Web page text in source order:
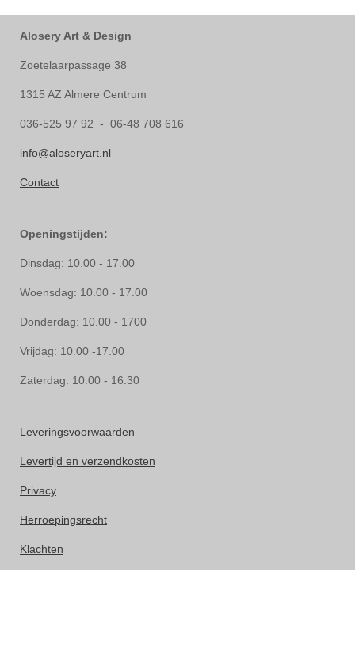
Alosery Art & Design
Zoetelaarpassage 38
1315 AZ Almere Centrum
036-525 97 92 - 06-48 708 616
info@aloseryart.nl
Contact
Openingstijden:
Dinsdag: 10.00 - 17.00
Woensdag: 10.00 - 17.00
Donderdag: 10.00 - 1700
Vrijdag: 10.00 -17.00
Zaterdag: 10:00 - 16.30
Leveringsvoorwaarden
Levertijd en verzendkosten
Privacy
Herroepingsrecht
Klachten